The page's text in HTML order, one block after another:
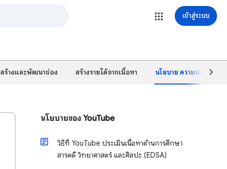
เข้าสู่ระบบ
สร้างและพัฒนาช่อง สร้างรายได้จากเนื้อหา นโยบาย ความปลอดภัย
นโยบายของ YouTube
วิธีที่ YouTube ประเมินเนื้อหาด้านการศึกษา
สารคดี วิทยาศาสตร์ และศิลปะ (EDSA)